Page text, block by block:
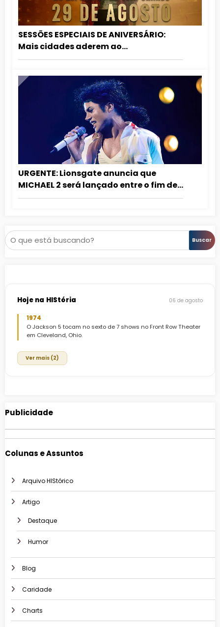
SESSÕES ESPECIAIS DE ANIVERSÁRIO:
Mais cidades aderem ao
relançamento de MICHAEL nos
URGENTE: Lionsgate anuncia que
MICHAEL 2 será lançado entre o fim de
2027 e o início de 2028!
Pesquisar Buscar
Hoje na HIStória 06 de agosto
1974
O Jackson 5 tocam no sexto de 7 shows no Front Row Theater
em Cleveland, Ohio.
Ver mais (2)
Publicidade
Colunas e Assuntos
Arquivo HIStórico
Artigo
Destaque
Humor
Blog
Caridade
Charts